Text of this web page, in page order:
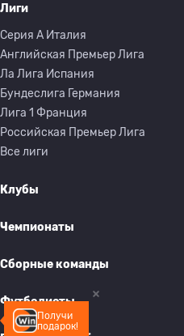
Получи
подарок!
Лиги
Серия A Италия
Английская Премьер Лига
Ла Лига Испания
Бундеслига Германия
Лига 1 Франция
Российская Премьер Лига
Все лиги
Клубы
Чемпионаты
Сборные команды
Футболисты